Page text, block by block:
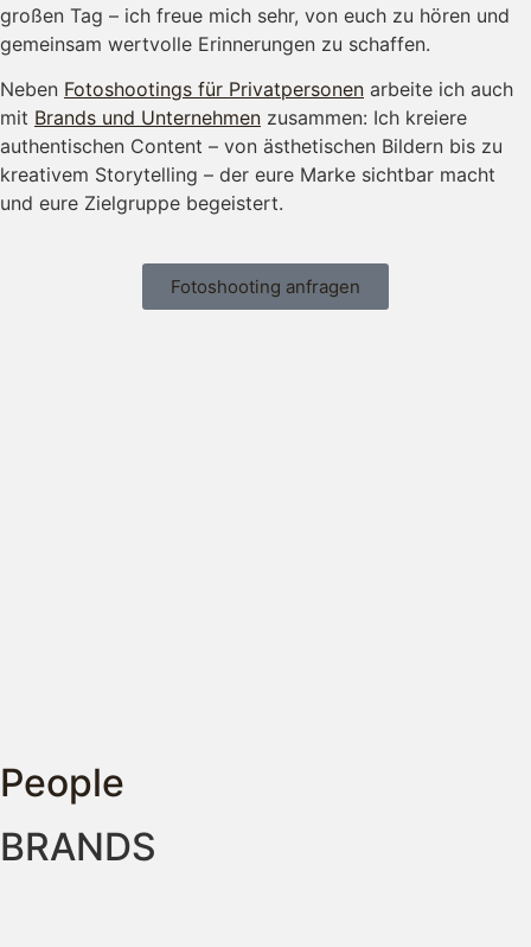
großen Tag – ich freue mich sehr, von euch zu hören und
gemeinsam wertvolle Erinnerungen zu schaffen.
Neben Fotoshootings für Privatpersonen arbeite ich auch
mit Brands und Unternehmen zusammen: Ich kreiere
authentischen Content – von ästhetischen Bildern bis zu
kreativem Storytelling – der eure Marke sichtbar macht
und eure Zielgruppe begeistert.
Fotoshooting anfragen
People
BRANDS